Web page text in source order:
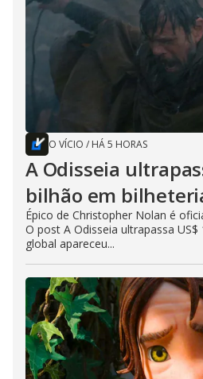
O VÍCIO / HÁ 5 HORAS
A Odisseia
bilhão em
Épico de Christopher Nolan é
O post A Odisseia ultrapassa
global apareceu...